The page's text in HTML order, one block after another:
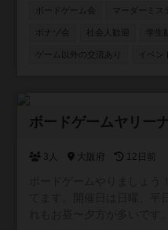
ボードゲーム会 マーダーミス
ボナゾ会 社会人歓迎 学生
ゲーム以外の交流あり イベン
ボードゲームヤリー
3人 大阪府 12日前